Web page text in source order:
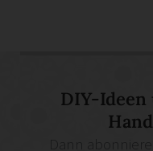
DIY-Ideen